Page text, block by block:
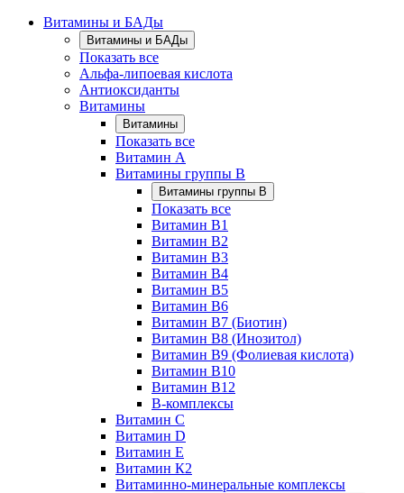
Витамины и БАДы
Витамины и БАДы
Показать все
Альфа-липоевая кислота
Антиоксиданты
Витамины
Витамины
Показать все
Витамин A
Витамины группы B
Витамины группы B
Показать все
Витамин B1
Витамин B2
Витамин B3
Витамин B4
Витамин B5
Витамин B6
Витамин B7 (Биотин)
Витамин B8 (Инозитол)
Витамин B9 (Фолиевая кислота)
Витамин B10
Витамин B12
B-комплексы
Витамин C
Витамин D
Витамин E
Витамин К2
Витаминно-минеральные комплексы